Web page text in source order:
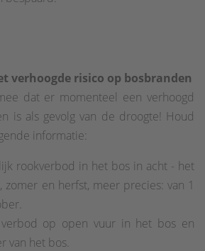
verhoogde risico op bosbranden
dat er momenteel een verhoogd
is als gevolg van de droogte! Houd
informatie:
rookverbod in het bos in acht - het
en herfst, meer precies: van 1
verbod op open vuur in het bos en
van het bos.